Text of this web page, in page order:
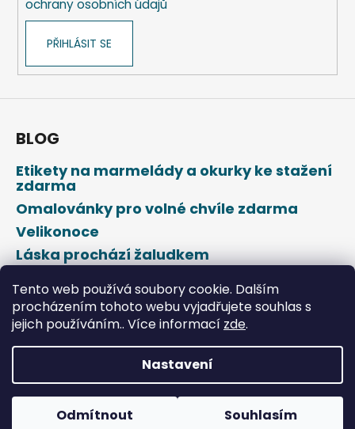
Tento web používá soubory cookie. Dalším
procházením tohoto webu vyjadřujete souhlas s
jejich používáním.. Více informací zde.
Nastavení
Odmítnout Souhlasím
e
n
a
í
?
HLEDAT
D
o
o
r
ochrany osobních údajů
PŘIHLÁSIT SE
BLOG
Etikety na marmelády a okurky ke stažení
zdarma
Omalovánky pro volné chvíle zdarma
Velikonoce
Láska prochází žaludkem
Vytvořil Shoptet
Copyright 2026DROPAP . Všechna práva vyhrazena.